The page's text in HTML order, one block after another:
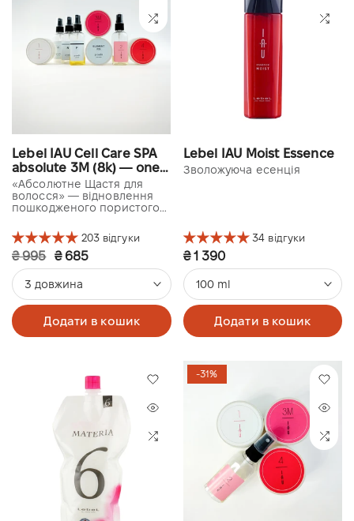
Lebel IAU Cell Care SPA
absolute 3M (8k) — one
use kit
«Абсолютне Щастя для
волосся» — відновлення
пошкодженого пористого
203 відгуки
₴ 995 ₴ 685
3 довжина
Додати в кошик
Lebel IAU Moist Essence
Зволожуюча есенція
34 відгуки
₴ 1 390
100 ml
Додати в кошик
-31%